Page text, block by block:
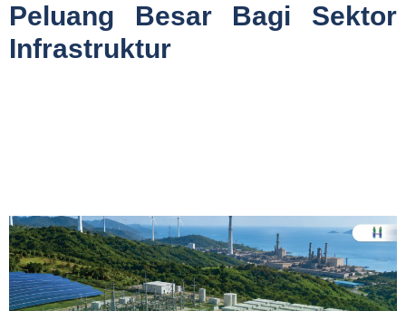
Peluang Besar Bagi Sektor
Infrastruktur